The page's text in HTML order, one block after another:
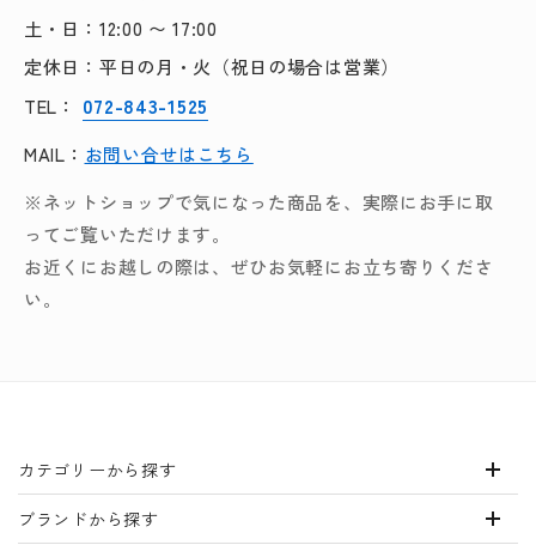
土・日：12:00 〜 17:00
定休日：平日の月・火（祝日の場合は営業）
TEL：
072-843-1525
MAIL： お問い合せはこちら
※ネットショップで気になった商品を、実際にお手に取
ってご覧いただけます。
お近くにお越しの際は、ぜひお気軽にお立ち寄りくださ
い。
カテゴリーから探す
ブランドから探す